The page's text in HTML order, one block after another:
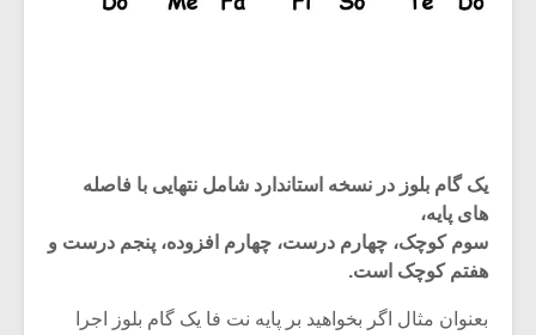
یک گام بلوز در نسخه استاندارد شامل نتهایی با فاصله
های پایه،
سوم کوچک، چهارم درست، چهارم افزوده، پنجم درست و
هفتم کوچک است.
بعنوان مثال اگر بخواهید بر پایه نت فا یک گام بلوز اجرا